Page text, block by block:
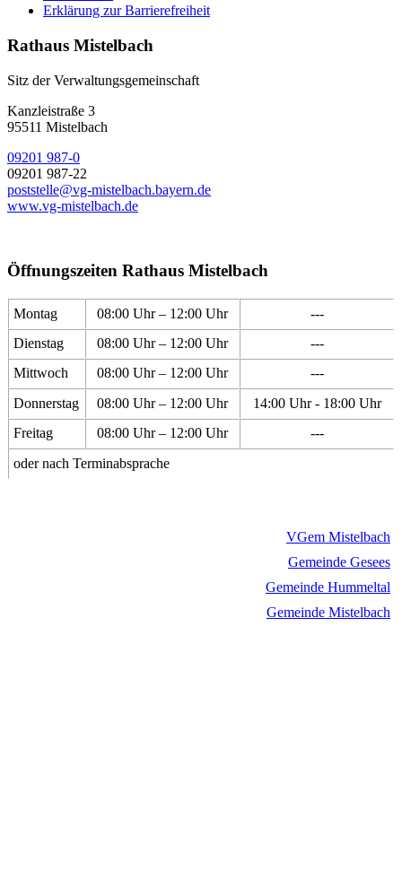
Erklärung zur Barrierefreiheit
Rathaus Mistelbach
Sitz der Verwaltungsgemeinschaft
Kanzleistraße 3
95511 Mistelbach
09201 987-0
09201 987-22
poststelle@vg-mistelbach.bayern.de
www.vg-mistelbach.de
Öffnungszeiten Rathaus Mistelbach
Montag 08:00 Uhr – 12:00 Uhr
---
Dienstag
08:00 Uhr – 12:00 Uhr
---
Mittwoch
08:00 Uhr – 12:00 Uhr
---
Donnerstag
08:00 Uhr – 12:00 Uhr
14:00 Uhr - 18:00 Uhr
Freitag
08:00 Uhr – 12:00 Uhr
---
oder nach Terminabsprache
VGem Mistelbach
Gemeinde Gesees
Gemeinde Hummeltal
Gemeinde Mistelbach